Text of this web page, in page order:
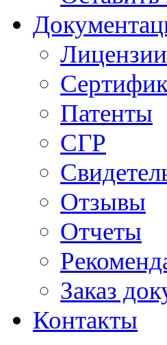
Лицензии
Патенты
СГР
Отзывы
Отчеты
Заказ
Контакты